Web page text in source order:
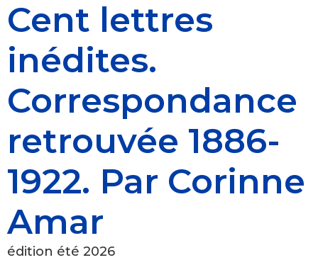
Cent lettres
inédites.
Correspondance
retrouvée 1886-
1922. Par Corinne
Amar
édition été 2026